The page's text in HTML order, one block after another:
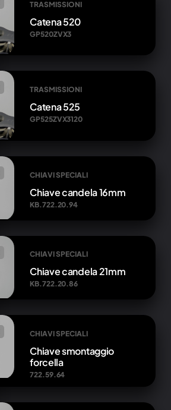
TRASMISSIONI
Catena 520
GP520ZVX3
TRASMISSIONI
Catena 525
GP525ZVX3120
CHIAVI SPECIALI
Chiave candela 16mm
KB.722.20.94
CHIAVI SPECIALI
Chiave candela 21mm
KB.722.20.86
CHIAVI SPECIALI
Chiave smontaggio
forcella
722.59.64